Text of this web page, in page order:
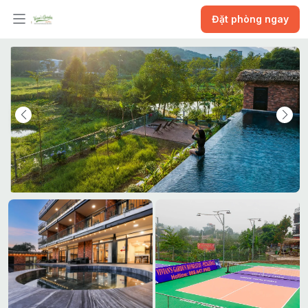
Đặt phòng ngay